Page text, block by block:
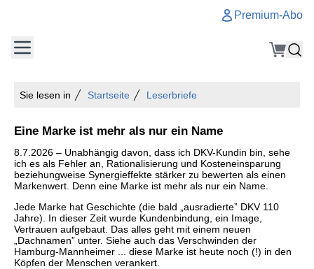
Premium-Abo
Sie lesen in Startseite Leserbriefe
Eine Marke ist mehr als nur ein Name
8.7.2026 – Unabhängig davon, dass ich DKV-Kundin bin, sehe
ich es als Fehler an, Rationalisierung und Kosteneinsparung
beziehungweise Synergieffekte stärker zu bewerten als einen
Markenwert. Denn eine Marke ist mehr als nur ein Name.
Jede Marke hat Geschichte (die bald „ausradierte” DKV 110
Jahre). In dieser Zeit wurde Kundenbindung, ein Image,
Vertrauen aufgebaut. Das alles geht mit einem neuen
„Dachnamen” unter. Siehe auch das Verschwinden der
Hamburg-Mannheimer ... diese Marke ist heute noch (!) in den
Köpfen der Menschen verankert.